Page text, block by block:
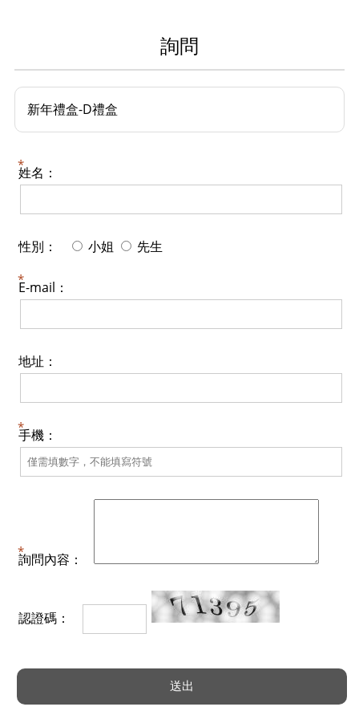
詢問
新年禮盒-D禮盒
姓名：
性別： 小姐 先生
E-mail：
地址：
手機：
詢問內容：
認證碼：